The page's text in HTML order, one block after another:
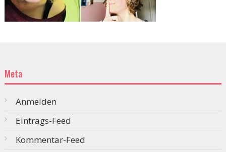
Meta
Anmelden
Eintrags-Feed
Kommentar-Feed